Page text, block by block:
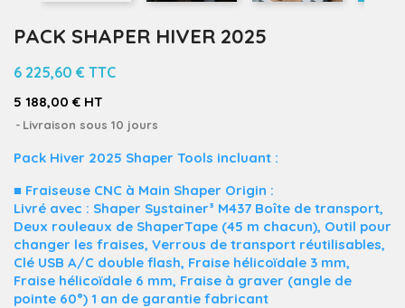
PACK SHAPER HIVER 2025
6 225,60 € TTC
5 188,00 € HT
Livraison sous 10 jours
Pack Hiver 2025 Shaper Tools incluant :
■ Fraiseuse CNC à Main Shaper Origin :
Livré avec : Shaper Systainer³ M437 Boîte de transport,
Deux rouleaux de ShaperTape (45 m chacun), Outil pour
changer les fraises, Verrous de transport réutilisables,
Clé USB A/C double flash, Fraise hélicoïdale 3 mm,
Fraise hélicoïdale 6 mm, Fraise à graver (angle de
pointe 60°) 1 an de garantie fabricant